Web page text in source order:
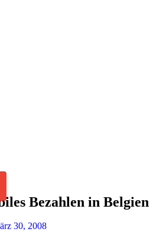
Bezahlen in Belgien
30, 2008